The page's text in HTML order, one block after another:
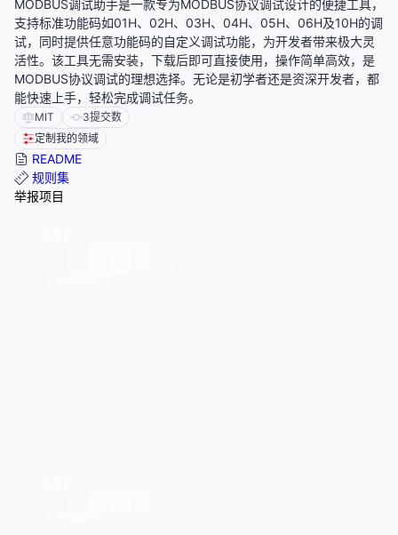
MODBUS调试助手是一款专为MODBUS协议调试设计的便捷工具，
支持标准功能码如01H、02H、03H、04H、05H、06H及10H的调
试，同时提供任意功能码的自定义调试功能，为开发者带来极大灵
活性。该工具无需安装，下载后即可直接使用，操作简单高效，是
MODBUS协议调试的理想选择。无论是初学者还是资深开发者，都
能快速上手，轻松完成调试任务。
MIT 3提交数
定制我的领域
README
规则集
举报项目